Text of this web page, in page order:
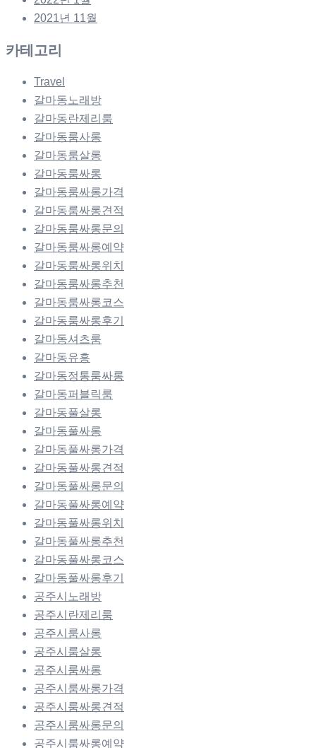
2021년 11월
카테고리
Travel
갈마동노래방
갈마동란제리룸
갈마동룸사롱
갈마동룸살롱
갈마동룸싸롱
갈마동룸싸롱가격
갈마동룸싸롱견적
갈마동룸싸롱문의
갈마동룸싸롱예약
갈마동룸싸롱위치
갈마동룸싸롱추천
갈마동룸싸롱코스
갈마동룸싸롱후기
갈마동셔츠룸
갈마동유흥
갈마동정통룸싸롱
갈마동퍼블릭룸
갈마동풀살롱
갈마동풀싸롱
갈마동풀싸롱가격
갈마동풀싸롱견적
갈마동풀싸롱문의
갈마동풀싸롱예약
갈마동풀싸롱위치
갈마동풀싸롱추천
갈마동풀싸롱코스
갈마동풀싸롱후기
공주시노래방
공주시란제리룸
공주시룸사롱
공주시룸살롱
공주시룸싸롱
공주시룸싸롱가격
공주시룸싸롱견적
공주시룸싸롱문의
공주시룸싸롱예약